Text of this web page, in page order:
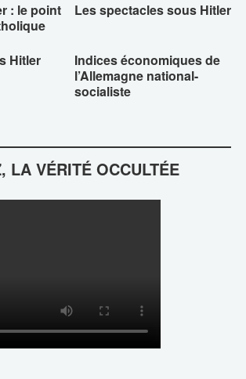
: le point
Les spectacles sous Hitler
Hitler
Indices économiques de
l’Allemagne national-
socialiste
LA VÉRITÉ OCCULTÉE